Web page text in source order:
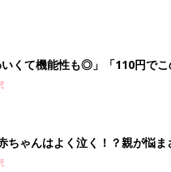
くて機能性も◎」「110円で
ちゃんはよく泣く！？親が悩
門家】